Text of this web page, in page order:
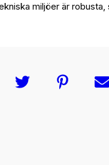
miljöer är